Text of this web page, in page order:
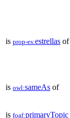
is prop-es:estrellas of
is owl:sameAs of
is foaf:primaryTopic